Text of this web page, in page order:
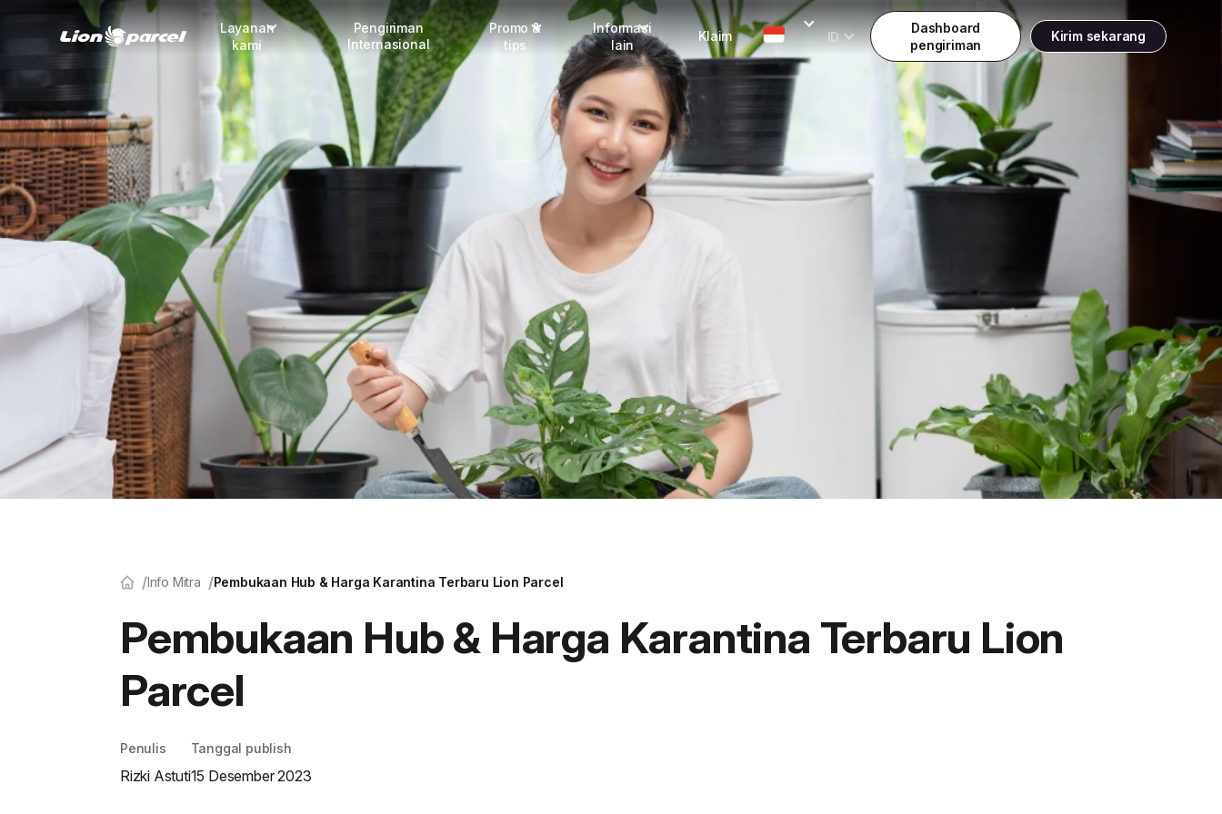
Layanan
kami
Pengiriman
COD
Fulfillment
Korporasi
Daftar jadi Mitra
Lacak pendaftaran Mitra
Pengiriman
Internasional
Promo &
tips
Promo terbaru
Info seller
Informasi
lain
Dangerous Goods
Karantina
FAQ
Tentang kami
Karir
Klaim ID
Indonesia
Dashboard
pengiriman
Daftar
Masuk
Kirim sekarang
Promo weekend diskon 25%
Info Mitra Pembukaan Hub & Harga Karantina Terbaru Lion Parcel
Pembukaan Hub & Harga Karantina Terbaru Lion
Parcel
Penulis
Rizki Astuti
Tanggal publish
15 Desember 2023